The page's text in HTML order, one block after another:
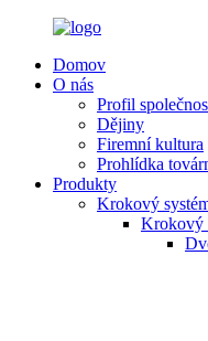
Domov
O nás
Profil
Dějiny
Firemní kultura
Prohlídka
Produkty
Krokový
Krokový